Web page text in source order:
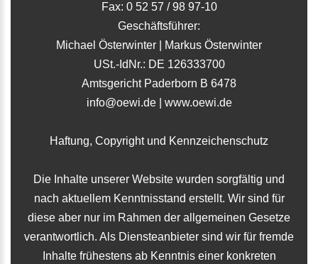
Fax: 0 52 57 / 98 97-10
Geschäftsführer:
Michael Österwinter | Markus Österwinter
USt.-IdNr.: DE 126333700
Amtsgericht Paderborn B 6478
info@oewi.de| www.oewi.de
Haftung, Copyright und Kennzeichenschutz
Die Inhalte unserer Website wurden sorgfältig und
nach aktuellem Kenntnisstand erstellt. Wir sind für
diese aber nur im Rahmen der allgemeinen Gesetze
verantwortlich. Als Diensteanbieter sind wir für fremde
Inhalte frühestens ab Kenntnis einer konkreten